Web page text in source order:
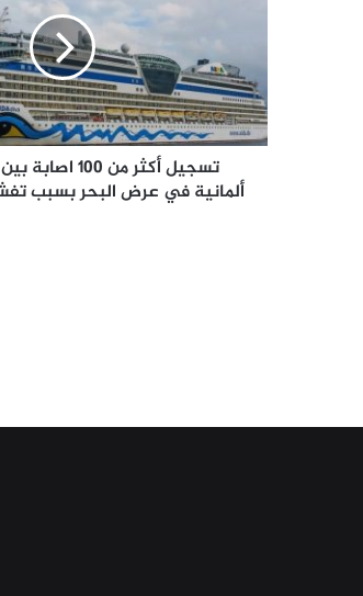
ركاب
سفينة
ألمانية
عرض
تسجيل أكثر من
ألمانية في عرض البحر بسبب